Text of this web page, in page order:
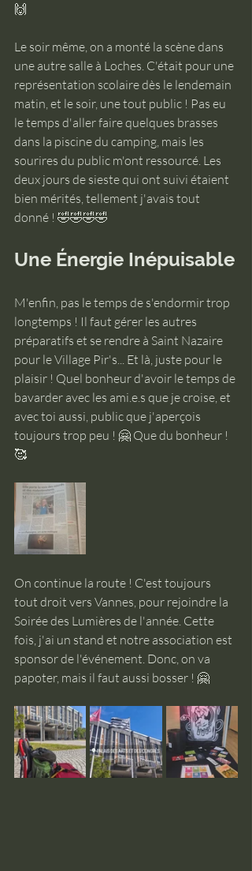
🙌
Le soir même, on a monté la scène dans
une autre salle à Loches. C'était pour une
représentation scolaire dès le lendemain
matin, et le soir, une tout public ! Pas eu
le temps d'aller faire quelques brasses
dans la piscine du camping, mais les
sourires du public m'ont ressourcé. Les
deux jours de sieste qui ont suivi étaient
bien mérités, tellement j'avais tout
donné ! 🤣🤣🤣🤣
Une Énergie Inépuisable
M'enfin, pas le temps de s'endormir trop
longtemps ! Il faut gérer les autres
préparatifs et se rendre à Saint Nazaire
pour le Village Pir's... Et là, juste pour le
plaisir ! Quel bonheur d'avoir le temps de
bavarder avec les ami.e.s que je croise, et
avec toi aussi, public que j'aperçois
toujours trop peu ! 🤗 Que du bonheur !
🥰
On continue la route ! C'est toujours
tout droit vers Vannes, pour rejoindre la
Soirée des Lumières de l'année. Cette
fois, j'ai un stand et notre association est
sponsor de l'événement. Donc, on va
papoter, mais il faut aussi bosser ! 🤗